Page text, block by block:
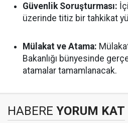
Güvenlik Soruşturması:
üzerinde titiz bir tahkikat
Mülakat ve Atama:
Bakanlığı bünyesinde
atamalar tamamlanacak.
HABERE YORUM KAT